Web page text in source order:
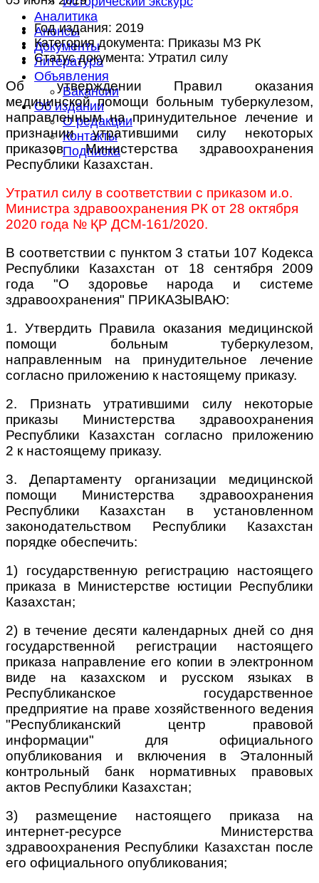
Аналитика
Анонсы
Документы
Литература
Объявления
Вакансии
Об издании
О редакции
Контакты
Подписка
Год издания: 2019
Категория документа: Приказы МЗ РК
Статус документа: Утратил силу
Об утверждении Правил оказания
медицинской помощи больным туберкулезом,
направленным на принудительное лечение и
признании утратившими силу некоторых
приказов Министерства здравоохранения
Республики Казахстан.
Утратил силу в соответствии с приказом и.о.
Министра здравоохранения РК от 28 октября
2020 года № ҚР ДСМ-161/2020.
В соответствии с пунктом 3 статьи 107 Кодекса
Республики Казахстан от 18 сентября 2009
года "О здоровье народа и системе
здравоохранения" ПРИКАЗЫВАЮ:
1. Утвердить Правила оказания медицинской
помощи больным туберкулезом,
направленным на принудительное лечение
согласно приложению к настоящему приказу.
2. Признать утратившими силу некоторые
приказы Министерства здравоохранения
Республики Казахстан согласно приложению
2 к настоящему приказу.
3. Департаменту организации медицинской
помощи Министерства здравоохранения
Республики Казахстан в установленном
законодательством Республики Казахстан
порядке обеспечить:
1) государственную регистрацию настоящего
приказа в Министерстве юстиции Республики
Казахстан;
2) в течение десяти календарных дней со дня
государственной регистрации настоящего
приказа направление его копии в электронном
виде на казахском и русском языках в
Республиканское государственное
предприятие на праве хозяйственного ведения
"Республиканский центр правовой
информации" для официального
опубликования и включения в Эталонный
контрольный банк нормативных правовых
актов Республики Казахстан;
3) размещение настоящего приказа на
интернет-ресурсе Министерства
здравоохранения Республики Казахстан после
его официального опубликования;